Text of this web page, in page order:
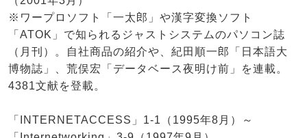
※ワープロソフト「一太郎」や漢字変換ソフト
「ATOK」で知られるジャストシステムのパソコン誌
（月刊）。自社商品の紹介や、紀田順一郎「日本語大
博物誌」、荒俣宏「データベース夜明け前」を連載。
4381文献を登載。
「INTERNETACCESS」1-1（1995年8月）～